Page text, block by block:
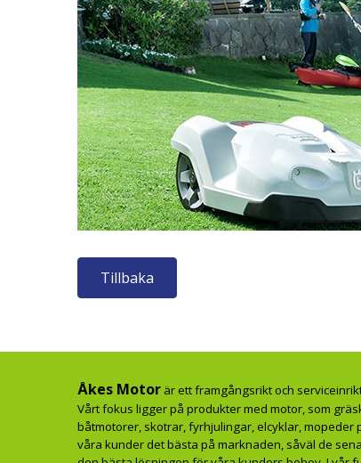
Tillbaka
Åkes Motor är ett framgångsrikt och
Vårt fokus ligger på produkter med motor, som
båtmotorer, skotrar, fyrhjulingar, elcyklar,
våra kunder det bästa på marknaden, såväl de